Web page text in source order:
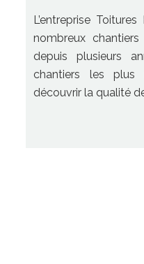
L’entreprise
nombreux
depuis plusieurs
chantiers les plus
découvrir la qualité